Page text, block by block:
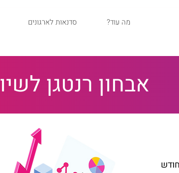
סדנאות לארגונים ?מה עוד
אבחון רנטגן